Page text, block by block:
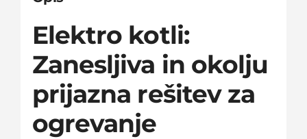
Elektro kotli:
Zanesljiva in okolju
prijazna rešitev za
ogrevanje